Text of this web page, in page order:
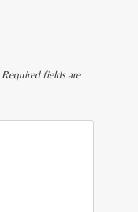
Required fields are